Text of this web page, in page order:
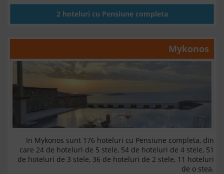
2 hoteluri cu Pensiune completa
Mykonos
In Mykonos sunt 176 hoteluri cu Pensiune completa, din
care 24 de hoteluri de 5 stele, 54 de hoteluri de 4 stele, 51
de hoteluri de 3 stele, 36 de hoteluri de 2 stele, 11 hoteluri
de o stea.